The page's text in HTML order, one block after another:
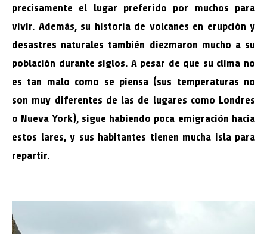
precisamente el lugar preferido por muchos para
vivir. Además, su historia de volcanes en erupción y
desastres naturales también diezmaron mucho a su
población durante siglos. A pesar de que su clima no
es tan malo como se piensa (sus temperaturas no
son muy diferentes de las de lugares como Londres
o Nueva York), sigue habiendo poca emigración hacia
estos lares, y sus habitantes tienen mucha isla para
repartir.